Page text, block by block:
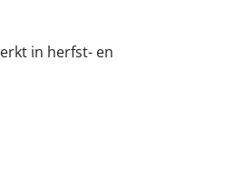
in herfst- en